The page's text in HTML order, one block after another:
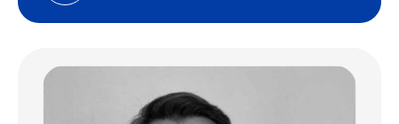
donne accès via un petit escalier à la
chambre, et à sa salle de douche.